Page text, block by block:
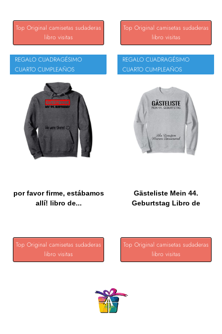
Top Original camisetas sudaderas
libro visitas
Top Original camisetas sudaderas
libro visitas
REGALO CUADRAGÉSIMO
CUARTO CUMPLEAÑOS
por favor firme, estábamos
allí! libro de...
Top Original camisetas sudaderas
libro visitas
REGALO CUADRAGÉSIMO
CUARTO CUMPLEAÑOS
Gästeliste Mein 44.
Geburtstag Libro de
Top Original camisetas sudaderas
libro visitas